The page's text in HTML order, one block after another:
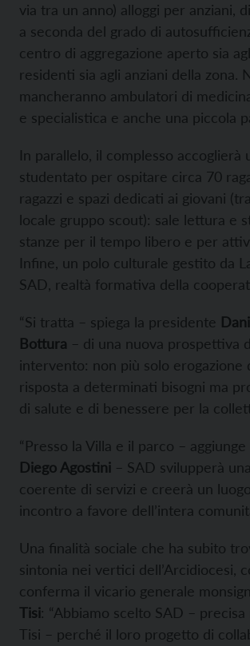
via tra un anno) alloggi per anziani,
a seconda del grado di
centro di aggregazione aperto sia
residenti sia agli anziani della zona.
mancheranno ambulatori di
e specialistica e anche una piccola
In parallelo, il complesso accoglierà
studentato per ospitare circa 70
ragazzi e spazi dedicati ai giovani
locale gruppo scout): sale lettura e
stanze per il tempo libero e per
Infine, un polo culturale gestito da
SAD, realtà formativa della
“Si tratta – spiega la presidente
Bottura – di una nuova prospettiva
intervento: non più solo erogazione
risposta a determinati bisogni ma
di salute e di benessere per la
“Presso la Villa e il parco –
Diego Agostini – SAD svilupperà
coerente di servizi e creerà un
incontro a favore dell’intera
Una finalità sociale che ha subito
sintonia nei vertici dell’Arcidiocesi,
conferma il vicario generale
Tisi: “Abbiamo scelto SAD –
Tisi – perché il loro progetto di